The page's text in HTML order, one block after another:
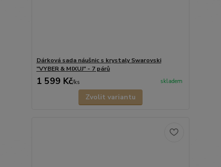
Dárková sada náušnic s krystaly Swarovski
"VYBER & MIXUJ" - 7 párů
1 599 Kč/ks skladem
Zvolit variantu